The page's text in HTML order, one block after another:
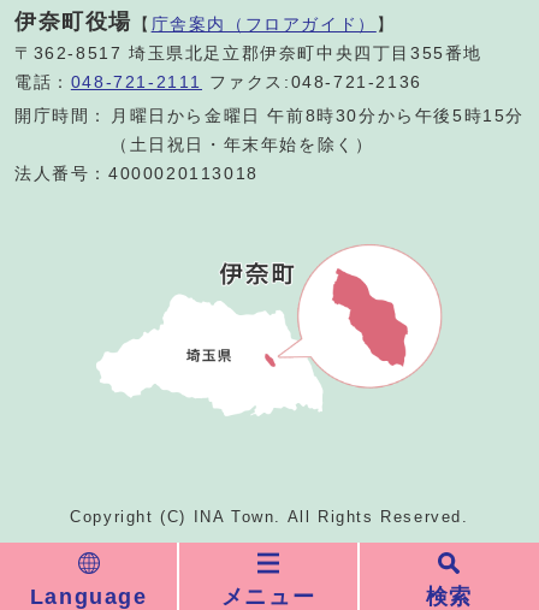
Language メニュー 検索
伊奈町役場 【 庁舎案内（フロアガイド） 】
〒362-8517 埼玉県北足立郡伊奈町中央四丁目355番地
電話： 048-721-2111
ファクス:048-721-2136
開庁時間：
月曜日から金曜日 午前8時30分から午後5時15分
（土日祝日・年末年始を除く）
法人番号：4000020113018
Copyright (C) INA Town. All Rights Reserved.